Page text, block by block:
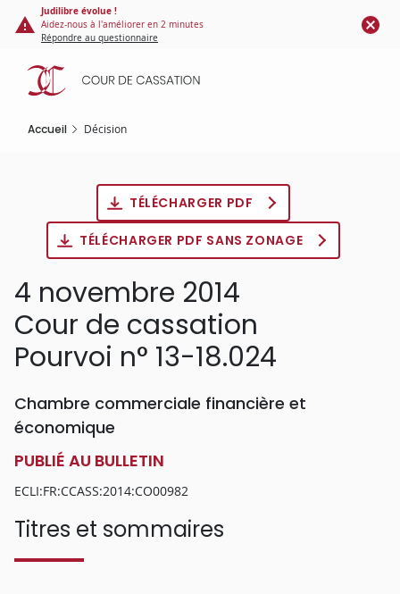
Panneau de gestion des cookies
contenu
principal
Judilibre évolue !
Aidez-nous à l'améliorer en 2 minutes
Répondre au questionnaire
Accueil Décision
TÉLÉCHARGER PDF
TÉLÉCHARGER PDF SANS ZONAGE
4 novembre 2014
Cour de cassation
Pourvoi n° 13-18.024
Chambre commerciale financière et
économique
PUBLIÉ AU BULLETIN
ECLI:FR:CCASS:2014:CO00982
Titres et sommaires